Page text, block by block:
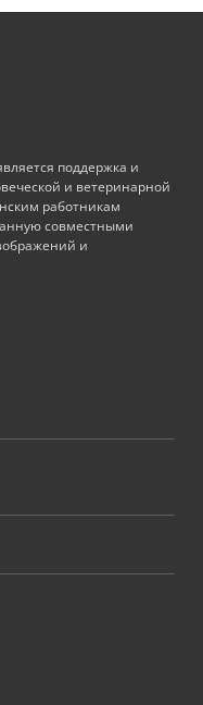
поддержка и
и ветеринарной
работникам
совместными
и